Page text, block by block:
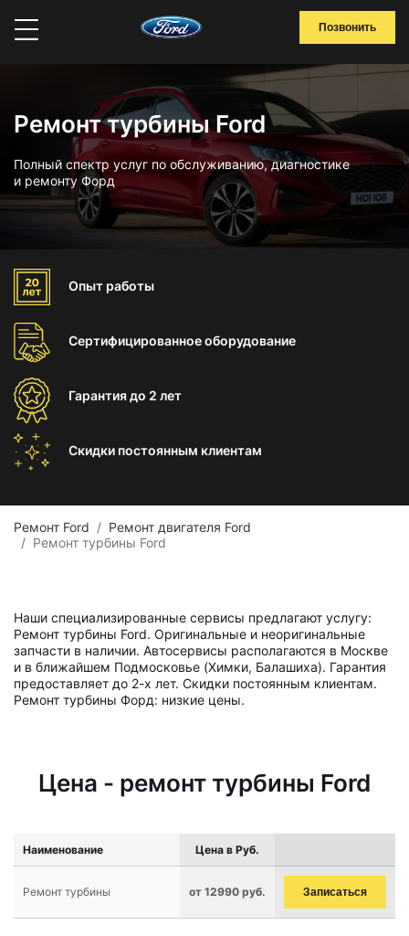
Позвонить
Ремонт турбины Ford
Полный спектр услуг по обслуживанию, диагностике
и ремонту Форд
Опыт работы
Сертифицированноеоборудование
Гарантиядо 2 лет
Скидки постоянным клиентам
Ремонт Ford
Ремонт двигателя Ford
Ремонт турбины Ford
Наши специализированные сервисы предлагают услугу:
Ремонт турбины Ford. Оригинальные и неоригинальные
запчасти в наличии. Автосервисы располагаются в Москве
и в ближайшем Подмосковье (Химки, Балашиха). Гарантия
предоставляет до 2-х лет. Скидки постоянным клиентам.
Ремонт турбины Форд: низкие цены.
Цена - ремонт турбины Ford
Наименование Цена в Руб.
Ремонт турбины от 12990 руб. Записаться